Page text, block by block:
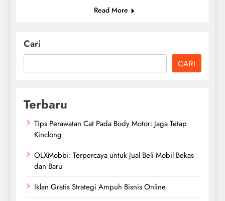
Read More
Cari
CARI
Terbaru
Tips Perawatan Cat Pada Body Motor: Jaga Tetap
Kinclong
OLXMobbi: Terpercaya untuk Jual Beli Mobil Bekas
dan Baru
Iklan Gratis Strategi Ampuh Bisnis Online